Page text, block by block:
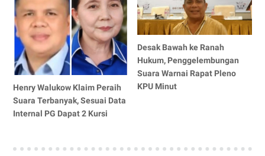
Henry Walukow Klaim Peraih
Suara Terbanyak, Sesuai Data
Internal PG Dapat 2 Kursi
Desak Bawah ke Ranah
Hukum, Penggelembungan
Suara Warnai Rapat Pleno
KPU Minut